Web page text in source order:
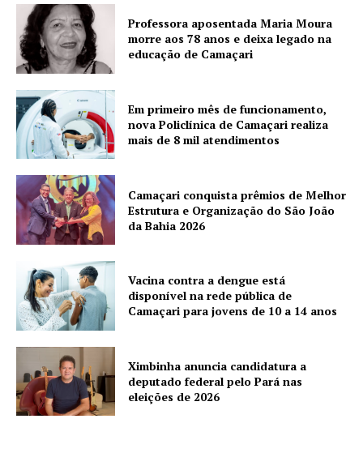
Professora aposentada Maria Moura
morre aos 78 anos e deixa legado na
educação de Camaçari
Em primeiro mês de funcionamento,
nova Policlínica de Camaçari realiza
mais de 8 mil atendimentos
Camaçari conquista prêmios de Melhor
Estrutura e Organização do São João
da Bahia 2026
Vacina contra a dengue está
disponível na rede pública de
Camaçari para jovens de 10 a 14 anos
Ximbinha anuncia candidatura a
deputado federal pelo Pará nas
eleições de 2026